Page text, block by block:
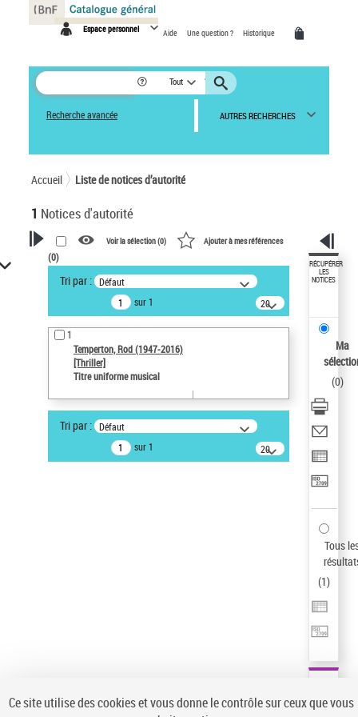
Espace personnel Aide Une question ? Historique
Tout
Recherche avancée AUTRES RECHERCHES
Accueil Liste de notices d’autorité
1 Notices d'autorité
VOTRE RECHERCHE
Recherche avancée dans les
notices d’autorité
Œuvres liées à l'auteur :
Temperton, Rod (1947-2016)
Statut de la notice d’autorité
Notice élémentaire
Type de notice d'autorité
Auteur d’œuvre
Voir la sélection (0) Ajouter à mes références
(0)
Tri par : Défaut
sur 1
20
résultats/page
1
Temperton, Rod (1947-2016)
[Thriller]
Titre uniforme musical
Tri par : Défaut
sur 1
20
résultats/page
RÉCUPÉRER
LES
NOTICES
Ma
(0)
Tous
(1)
Panneau de gestion des cookies
Ce site utilise des cookies et vous donne le contrôle sur ceux que vous